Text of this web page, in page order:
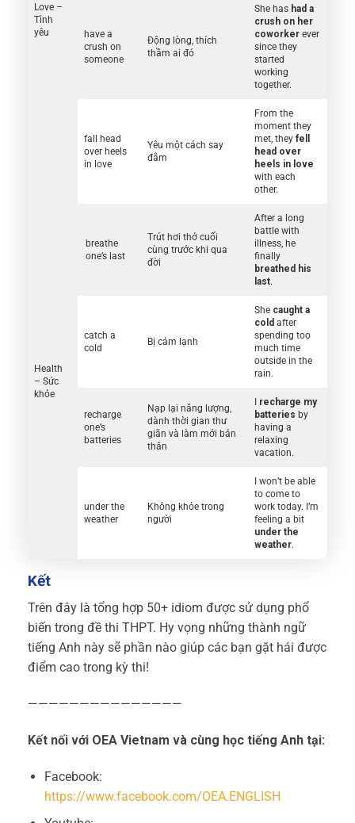
Love –
Tình
yêu
have a
crush on
someone
Động lòng, thích
thầm ai đó
She has had a
crush on her
coworker ever
since they
started
working
together.
fall head
over heels
in love
Yêu một cách say
đắm
From the
moment they
met, they fell
head over
heels in love
with each
other.
Health
– Sức
khỏe
breathe
one’s last
Trút hơi thở cuối
cùng trước khi qua
đời
After a long
battle with
illness, he
finally
breathed his
last.
catch a
cold
Bị cảm lạnh
She caught a
cold after
spending too
much time
outside in the
rain.
recharge
one’s
batteries
Nạp lại năng lượng,
dành thời gian thư
giãn và làm mới bản
thân
I recharge my
batteries by
having a
relaxing
vacation.
under the
weather
Không khỏe trong
người
I won’t be able
to come to
work today. I’m
feeling a bit
under the
weather.
Kết
Trên đây là tổng hợp 50+ idiom được sử dụng phổ
biến trong đề thi THPT. Hy vọng những thành ngữ
tiếng Anh này sẽ phần nào giúp các bạn gặt hái được
điểm cao trong kỳ thi!
———————————————
Kết nối với OEA Vietnam và cùng học tiếng Anh tại:
Facebook:
https://www.facebook.com/OEA.ENGLISH